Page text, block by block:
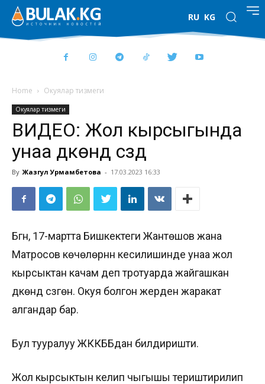
RU KG
Home Окуялар тизмеги
Окуялар тизмеги
ВИДЕО: Жол кырсыгында
унаа дүкөндү сүздү
By Жазгул Урмамбетова - 17.03.2023 16:33
Бүгүн, 17-мартта Бишкектеги Жантөшов жана
Матросов көчөлөрүнүн кесилишинде унаа жол
кырсыктан качам деп тротуарда жайгашкан
дүкөндү сүзгөн. Окуя болгон жерден жаракат
алгандар бар.
Бул тууралуу ЖККББдан билдиришти.
Жол кырсыктын келип чыгышы териштирилип